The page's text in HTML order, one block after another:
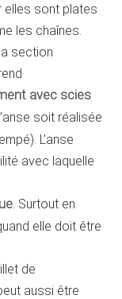
elles sont plates
les chaînes.
section
avec scies
soit réalisée
L’anse
avec laquelle
. Surtout en
elle doit être
de
aussi être